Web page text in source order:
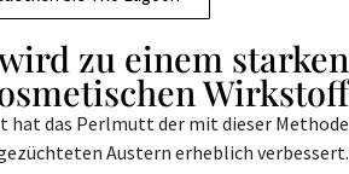
zu einem starken
Wirkstoff
hat das Perlmutt der mit dieser Methode
Austern erheblich verbessert.